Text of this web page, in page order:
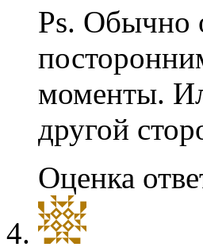
Ps. Обычно
моменты.
другой
Оценка